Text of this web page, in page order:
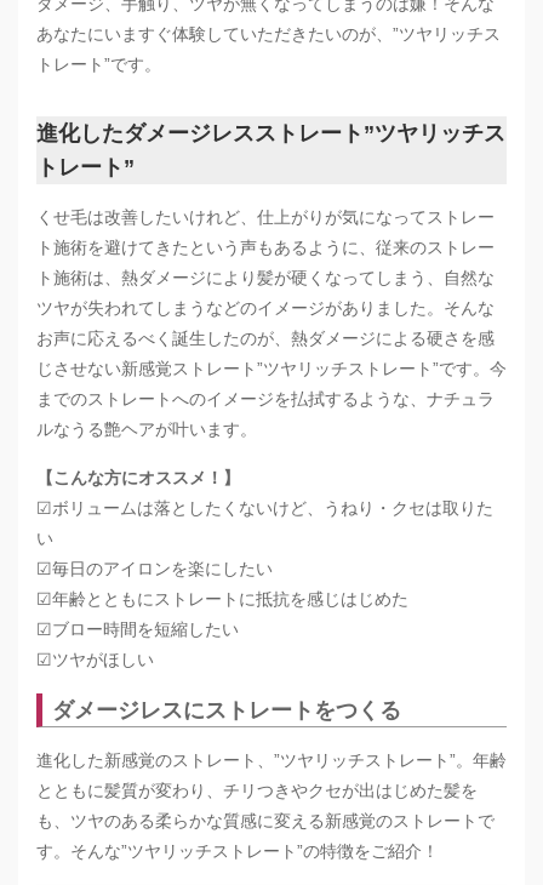
あなたにいますぐ体験していただきたいのが、”ツヤリッチス
トレート”です。
進化したダメージレスストレート”ツヤリッチス
トレート”
くせ毛は改善したいけれど、仕上がりが気になってストレー
ト施術を避けてきたという声もあるように、従来のストレー
ト施術は、熱ダメージにより髪が硬くなってしまう、自然な
ツヤが失われてしまうなどのイメージがありました。そんな
お声に応えるべく誕生したのが、熱ダメージによる硬さを感
じさせない新感覚ストレート”ツヤリッチストレート”です。今
までのストレートへのイメージを払拭するような、ナチュラ
ルなうる艶ヘアが叶います。
【こんな方にオススメ！】
☑︎ボリュームは落としたくないけど、うねり・クセは取りた
い
☑︎毎日のアイロンを楽にしたい
☑︎年齢とともにストレートに抵抗を感じはじめた
☑︎ブロー時間を短縮したい
☑︎ツヤがほしい
ダメージレスにストレートをつくる
進化した新感覚のストレート、”ツヤリッチストレート”。年齢
とともに髪質が変わり、チリつきやクセが出はじめた髪を
も、ツヤのある柔らかな質感に変える新感覚のストレートで
す。そんな”ツヤリッチストレート”の特徴をご紹介！